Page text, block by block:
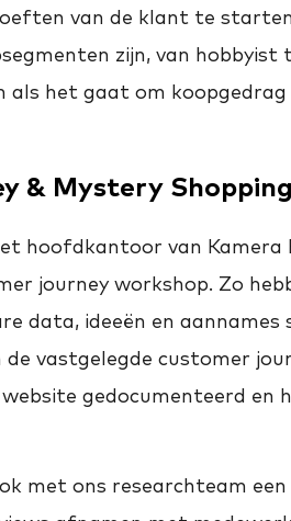
van de klant te
zijn, van
als het gaat om
& Mystery Shopping
hoofdkantoor van Kamera
journey workshop. Zo
data, ideeën en
vastgelegde customer
gedocumenteerd en
met ons researchteam